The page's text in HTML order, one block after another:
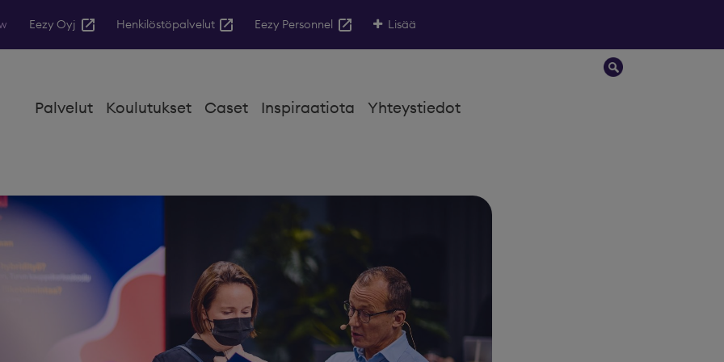
Eezy Oyj Henkilöstöpalvelut Eezy Personnel Lisää
Palvelut Koulutukset Caset Inspiraatiota Yhteystiedot